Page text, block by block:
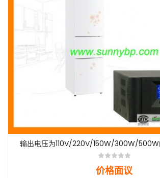
输出电压为110V/220V/150W/300W/500W
价格面议